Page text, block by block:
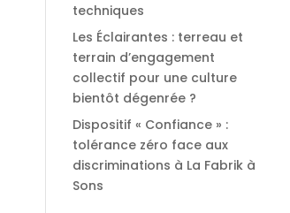
techniques
Les Éclairantes : terreau et
terrain d’engagement
collectif pour une culture
bientôt dégenrée ?
Dispositif « Confiance » :
tolérance zéro face aux
discriminations à La Fabrik à
Sons